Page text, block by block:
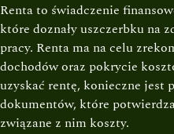
Renta to świadczenie
które doznały uszczerbku na
pracy. Renta ma na celu
dochodów oraz pokrycie
uzyskać rentę, konieczne jest
dokumentów, które
związane z nim koszty.